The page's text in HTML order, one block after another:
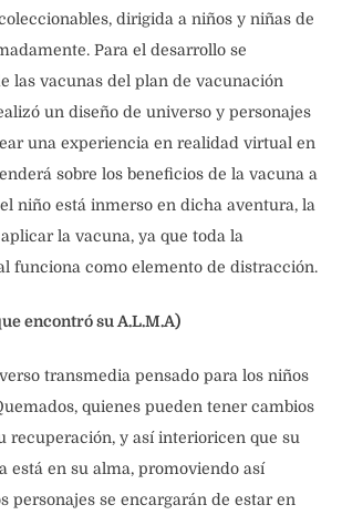
dirigida a niños y niñas de
Para el desarrollo se
las vacunas del plan de vacunación
un diseño de universo y personajes
una experiencia en realidad virtual en
sobre los beneficios de la vacuna a
niño está inmerso en dicha aventura, la
la vacuna, ya que toda la
funciona como elemento de distracción.
encontró su A.L.M.A)
transmedia pensado para los niños
quienes pueden tener cambios
recuperación, y así interioricen que su
está en su alma, promoviendo así
personajes se encargarán de estar en